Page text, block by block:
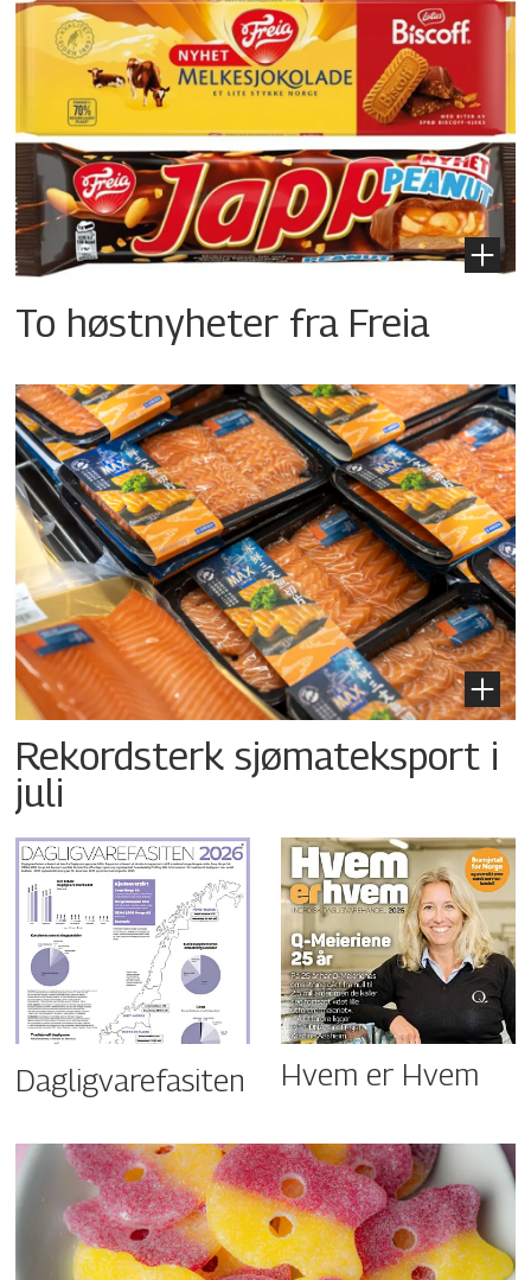
To høstnyheter fra Freia
Rekordsterk sjømateksport i
juli
Dagligvarefasiten Hvem er Hvem